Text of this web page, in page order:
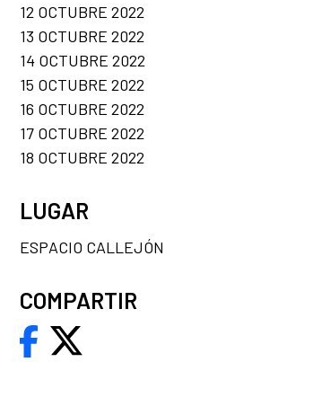
12 OCTUBRE 2022
13 OCTUBRE 2022
14 OCTUBRE 2022
15 OCTUBRE 2022
16 OCTUBRE 2022
17 OCTUBRE 2022
18 OCTUBRE 2022
LUGAR
ESPACIO CALLEJÓN
COMPARTIR